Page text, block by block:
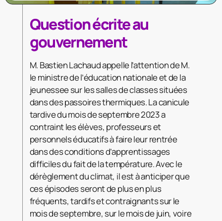
Question écrite au
gouvernement
M. Bastien Lachaud appelle l’attention de M.
le ministre de l’éducation nationale et de la
jeunessee sur les salles de classes situées
dans des passoires thermiques. La canicule
tardive du mois de septembre 2023 a
contraint les élèves, professeurs et
personnels éducatifs à faire leur rentrée
dans des conditions d’apprentissages
difficiles du fait de la température. Avec le
dérèglement du climat, il est à anticiper que
ces épisodes seront de plus en plus
fréquents, tardifs et contraignants sur le
mois de septembre, sur le mois de juin, voire